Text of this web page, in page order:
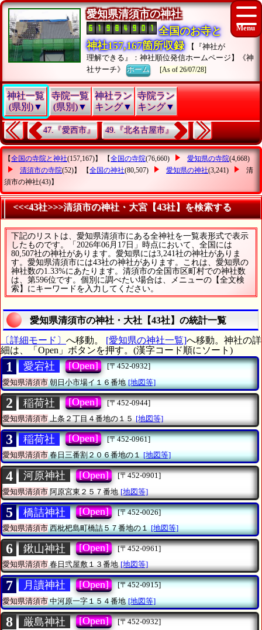
愛知県清須市の神社
全国のお寺と
神社157,167箇所収録
【『神社が
理解できる』：神社順位発信ホームページ】《神
社サーチ》ホーム [As of 26/07/28]
神社一覧
(県別)▼
寺院一覧
(県別)▼
神社ラン
キング▼
寺院ラン
キング▼
47.『愛西市』 49.『北名古屋市』
【全国の寺院と神社(157,167)】 【全国の寺院(76,660) 愛知県の寺院(4,668)
清須市の寺院(52)】 【全国の神社(80,507) 愛知県の神社(3,241)
清
須市の神社(43)】
<<<43社>>>清須市の神社・大宮【43社】を検索する
下記のリストは、愛知県清須市にある全神社を一覧表形式で表示
したものです。「2026年06月17日」時点において、全国には
80,507社の神社があります。愛知県には3,241社の神社がありま
す。愛知県清須市には43社の神社があります。これは、愛知県の
神社数の1.33%にあたります。清須市の全国市区町村での神社数
は、第596位です。個別に調べたい場合は、メニューの【全文検
索】にキーワードを入力してください。
愛知県清須市の神社・大社【43社】の統計一覧
〔詳細モード〕 へ移動。 [愛知県の神社一覧]へ移動。神社の詳
細は、「Open」ボタンを押す。(漢字コード順にソート)
1 愛宕社 [Open]
[〒452-0932]
愛知県清須市朝日小市場イ１６番地 [地図等]
2 稲荷社 [Open]
[〒452-0944]
愛知県清須市上条２丁目４番地の１５ [地図等]
3 稲荷社 [Open]
[〒452-0961]
愛知県清須市春日三番割２０６番地の１ [地図等]
4 河原神社 [Open]
[〒452-0901]
愛知県清須市 阿原宮東２５７番地 [地図等]
5 橋詰神社 [Open]
[〒452-0026]
愛知県清須市西枇杷島町橋詰５７番地の１ [地図等]
6 鍬山神社 [Open]
[〒452-0961]
愛知県清須市春日弐屋敷１３番地 [地図等]
7 月讀神社 [Open]
[〒452-0915]
愛知県清須市中河原一字１５４番地 [地図等]
8 厳島神社 [Open]
[〒452-0932]